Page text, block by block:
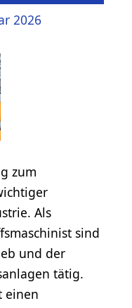
2026
zum
Als
sind
und der
tätig.
einen